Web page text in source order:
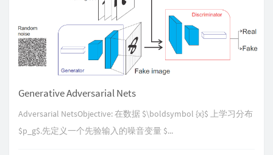
Generative Adversarial Nets
Adversarial NetsObjective: 在数据 $\boldsymbol {x}$ 上学习分布
$p_g$.先定义一个先验输入的噪音变量 $...